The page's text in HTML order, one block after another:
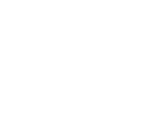
opbergen van
tot 40